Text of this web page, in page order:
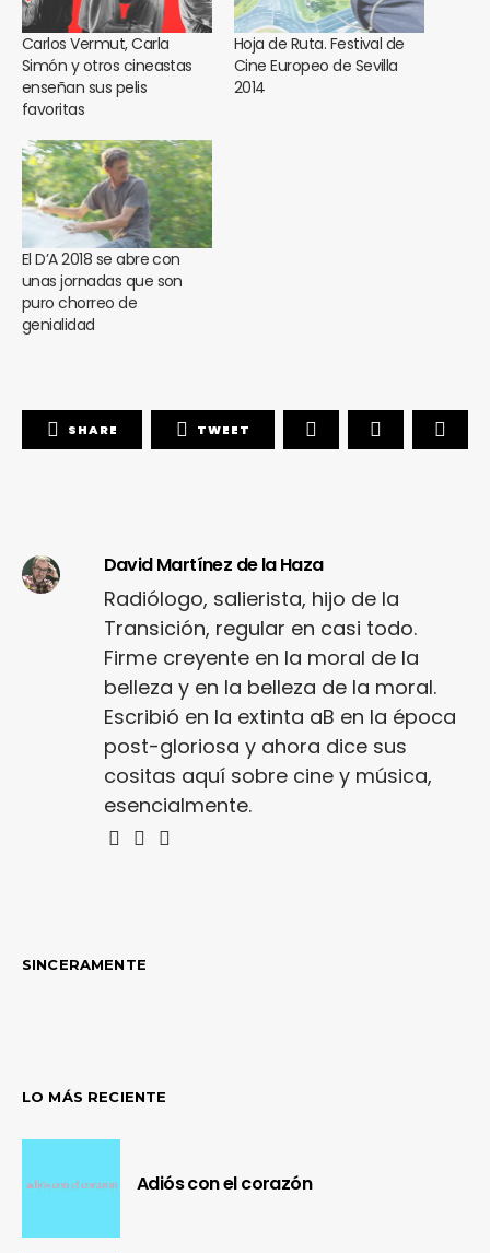
Carlos Vermut, Carla
Simón y otros cineastas
enseñan sus pelis
favoritas
Hoja de Ruta. Festival de
Cine Europeo de Sevilla
2014
El D’A 2018 se abre con
unas jornadas que son
puro chorreo de
genialidad
SHARE TWEET
David Martínez de la Haza
Radiólogo, salierista, hijo de la
Transición, regular en casi todo.
Firme creyente en la moral de la
belleza y en la belleza de la moral.
Escribió en la extinta aB en la época
post-gloriosa y ahora dice sus
cositas aquí sobre cine y música,
esencialmente.
SINCERAMENTE
LO MÁS RECIENTE
Adiós con el corazón